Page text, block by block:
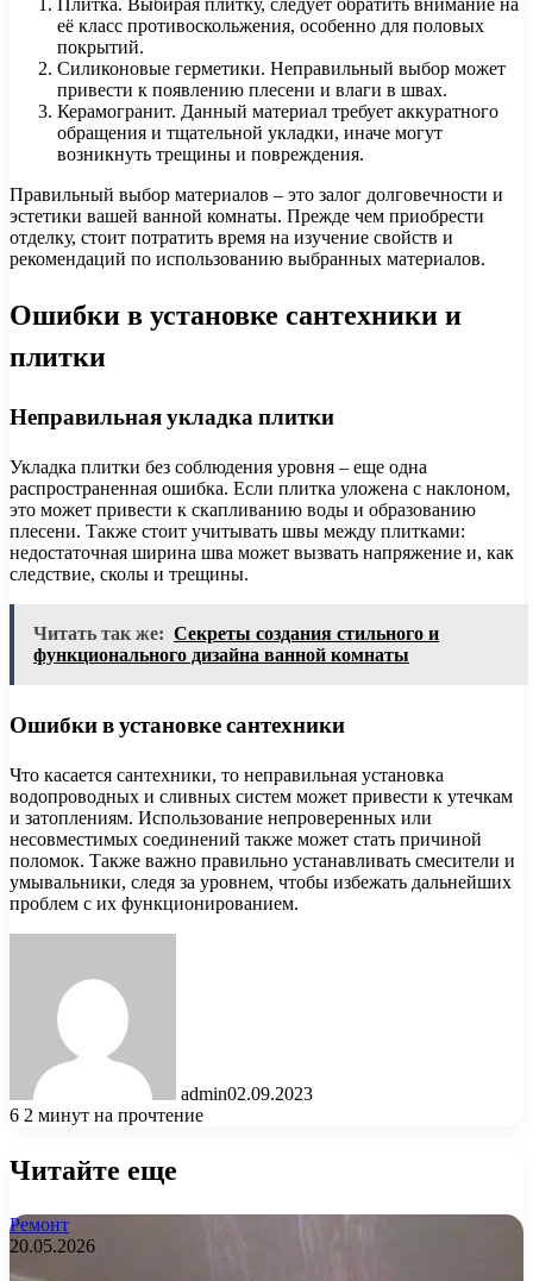
её класс противоскольжения, особенно для половых
покрытий.
Силиконовые герметики. Неправильный выбор может
привести к появлению плесени и влаги в швах.
Керамогранит. Данный материал требует аккуратного
обращения и тщательной укладки, иначе могут
возникнуть трещины и повреждения.
Правильный выбор материалов – это залог долговечности и
эстетики вашей ванной комнаты. Прежде чем приобрести
отделку, стоит потратить время на изучение свойств и
рекомендаций по использованию выбранных материалов.
Ошибки в установке сантехники и
плитки
Неправильная укладка плитки
Укладка плитки без соблюдения уровня – еще одна
распространенная ошибка. Если плитка уложена с наклоном,
это может привести к скапливанию воды и образованию
плесени. Также стоит учитывать швы между плитками:
недостаточная ширина шва может вызвать напряжение и, как
следствие, сколы и трещины.
Читать так же: Секреты создания стильного и
функционального дизайна ванной комнаты
Ошибки в установке сантехники
Что касается сантехники, то неправильная установка
водопроводных и сливных систем может привести к утечкам
и затоплениям. Использование непроверенных или
несовместимых соединений также может стать причиной
поломок. Также важно правильно устанавливать смесители и
умывальники, следя за уровнем, чтобы избежать дальнейших
проблем с их функционированием.
admin02.09.2023
6 2 минут на прочтение
Читайте еще
Ремонт
20.05.2026